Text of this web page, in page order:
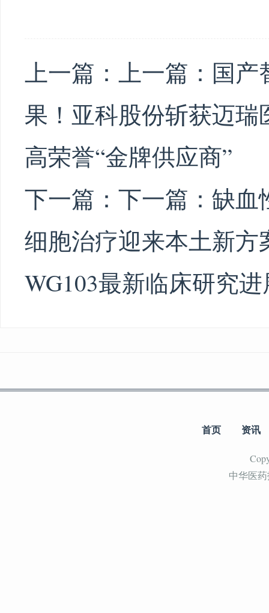
上一篇：上一篇： 国产
果！亚科股份斩获迈瑞
高荣誉“金牌供应商”
下一篇：下一篇： 缺血
细胞治疗迎来本土新方
WG103最新临床研究
首页 资讯
中华医